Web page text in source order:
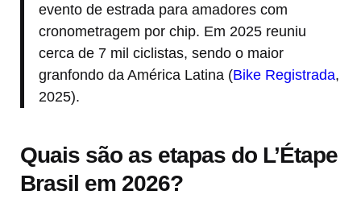
evento de estrada para amadores com
cronometragem por chip. Em 2025 reuniu
cerca de 7 mil ciclistas, sendo o maior
granfondo da América Latina (Bike Registrada,
2025).
Quais são as etapas do L’Étape
Brasil em 2026?